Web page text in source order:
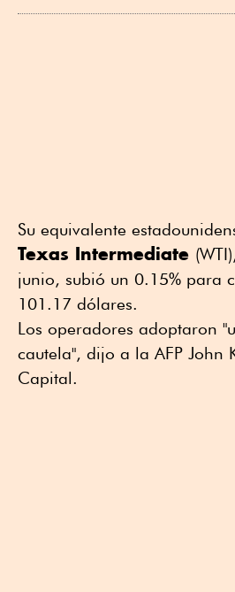
Su equivalente
Texas Intermediate
junio, subió un 0.15% para
101.17 dólares.
Los operadores adoptaron
cautela", dijo a la AFP John
Capital.